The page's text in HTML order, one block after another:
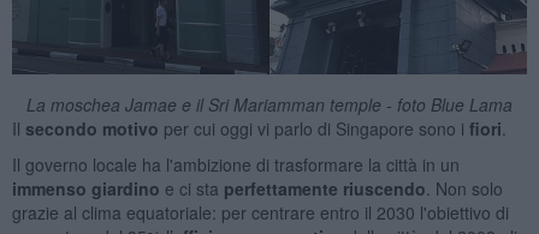
La moschea Jamae e il Sri Mariamman temple - foto Blue Lama
Il secondo motivo per cui oggi vi parlo di Singapore sono i fiori.
Il governo locale ha l'ambizione di trasformare la città in un
immenso giardino e ci sta perfettamente riuscendo. Non solo
grazie al clima equatoriale: per centrare entro il 2030 l'obiettivo di